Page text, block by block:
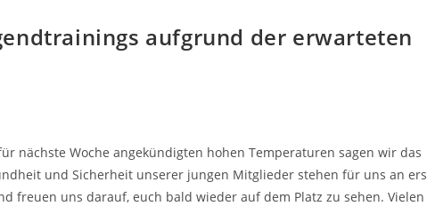
aufgrund der erwarteten
nächste Woche angekündigten hohen Temperaturen sagen wir das
und Sicherheit unserer jungen Mitglieder stehen für uns an
freuen uns darauf, euch bald wieder auf dem Platz zu sehen. Vielen